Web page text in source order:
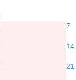
7
14
21